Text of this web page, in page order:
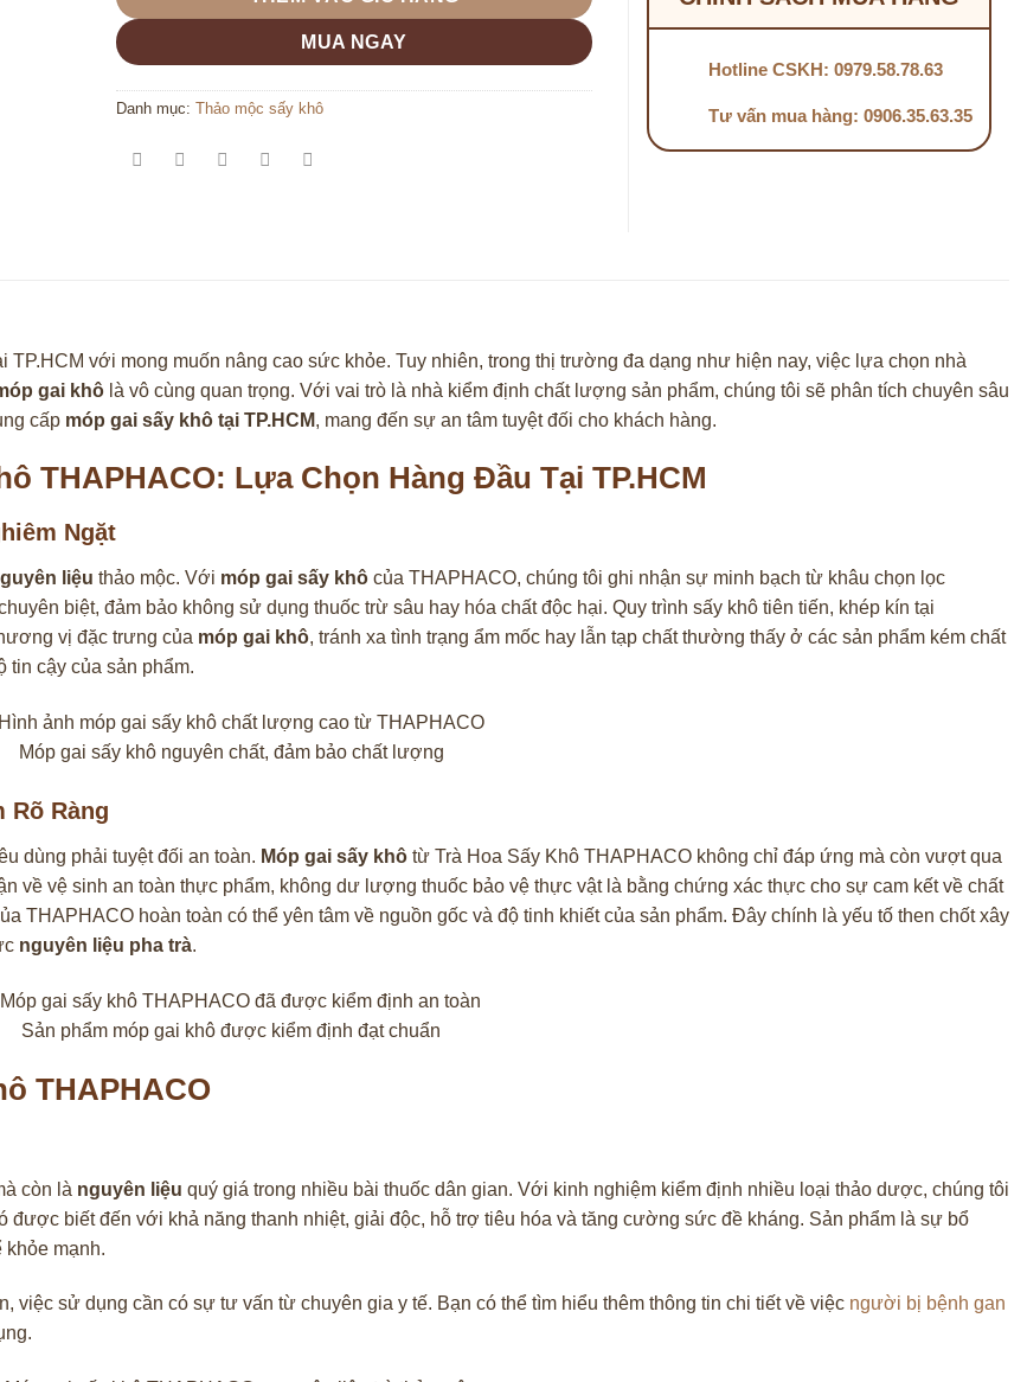
MUA NGAY
Danh mục: Thảo mộc sấy khô
Hotline CSKH: 0979.58.78.63
Tư vấn mua hàng: 0906.35.63.35
với mong muốn nâng cao sức khỏe. Tuy nhiên, trong thị trường đa dạng như hiện nay, việc lựa chọn nhà
gai khô là vô cùng quan trọng. Với vai trò là nhà kiểm định chất lượng sản phẩm, chúng tôi sẽ phân tích chuyên sâu
cấp móp gai sấy khô tại TP.HCM, mang đến sự an tâm tuyệt đối cho khách hàng.
THAPHACO: Lựa Chọn Hàng Đầu Tại TP.HCM
Ngặt
liệu thảo mộc. Với móp gai sấy khô của THAPHACO, chúng tôi ghi nhận sự minh bạch từ khâu chọn lọc
biệt, đảm bảo không sử dụng thuốc trừ sâu hay hóa chất độc hại. Quy trình sấy khô tiên tiến, khép kín tại
vị đặc trưng của móp gai khô, tránh xa tình trạng ẩm mốc hay lẫn tạp chất thường thấy ở các sản phẩm kém chất
tin cậy của sản phẩm.
Móp gai sấy khô nguyên chất, đảm bảo chất lượng
Rõ Ràng
dùng phải tuyệt đối an toàn. Móp gai sấy khô từ Trà Hoa Sấy Khô THAPHACO không chỉ đáp ứng mà còn vượt qua
về vệ sinh an toàn thực phẩm, không dư lượng thuốc bảo vệ thực vật là bằng chứng xác thực cho sự cam kết về chất
THAPHACO hoàn toàn có thể yên tâm về nguồn gốc và độ tinh khiết của sản phẩm. Đây chính là yếu tố then chốt xây
nguyên liệu pha trà.
Sản phẩm móp gai khô được kiểm định đạt chuẩn
THAPHACO
còn là nguyên liệu quý giá trong nhiều bài thuốc dân gian. Với kinh nghiệm kiểm định nhiều loại thảo dược, chúng tôi
được biết đến với khả năng thanh nhiệt, giải độc, hỗ trợ tiêu hóa và tăng cường sức đề kháng. Sản phẩm là sự bổ
mạnh.
sử dụng cần có sự tư vấn từ chuyên gia y tế. Bạn có thể tìm hiểu thêm thông tin chi tiết về việc người bị bệnh gan